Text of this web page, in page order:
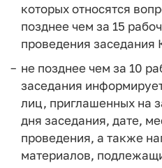
которых относятся
позднее чем за 15
проведения заседания
не позднее чем за 10
заседания
лиц, приглашенных на
дня заседания, дате,
проведения, а также
материалов,